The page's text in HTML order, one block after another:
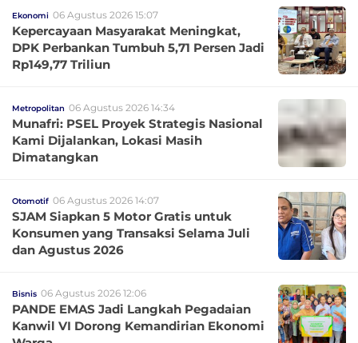
Ekonomi 06 Agustus 2026 15:07
Kepercayaan Masyarakat Meningkat,
DPK Perbankan Tumbuh 5,71 Persen Jadi
Rp149,77 Triliun
Metropolitan 06 Agustus 2026 14:34
Munafri: PSEL Proyek Strategis Nasional
Kami Dijalankan, Lokasi Masih
Dimatangkan
Otomotif 06 Agustus 2026 14:07
SJAM Siapkan 5 Motor Gratis untuk
Konsumen yang Transaksi Selama Juli
dan Agustus 2026
Bisnis 06 Agustus 2026 12:06
PANDE EMAS Jadi Langkah Pegadaian
Kanwil VI Dorong Kemandirian Ekonomi